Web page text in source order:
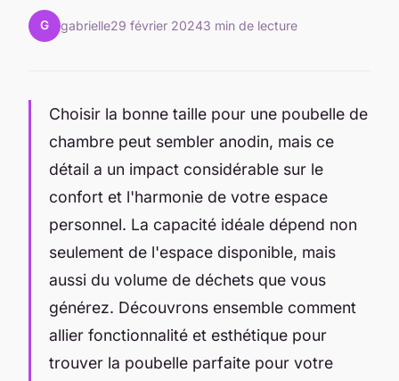
G gabrielle29 février 20243 min de lecture
Choisir la bonne taille pour une poubelle de
chambre peut sembler anodin, mais ce
détail a un impact considérable sur le
confort et l'harmonie de votre espace
personnel. La capacité idéale dépend non
seulement de l'espace disponible, mais
aussi du volume de déchets que vous
générez. Découvrons ensemble comment
allier fonctionnalité et esthétique pour
trouver la poubelle parfaite pour votre